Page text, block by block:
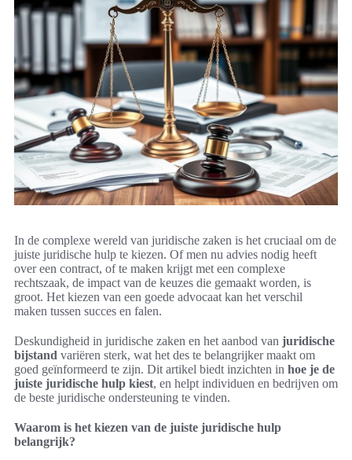
In de complexe wereld van juridische zaken is het cruciaal om de
juiste juridische hulp te kiezen. Of men nu advies nodig heeft
over een contract, of te maken krijgt met een complexe
rechtszaak, de impact van de keuzes die gemaakt worden, is
groot. Het kiezen van een goede advocaat kan het verschil
maken tussen succes en falen.
Deskundigheid in juridische zaken en het aanbod van juridische
bijstand variëren sterk, wat het des te belangrijker maakt om
goed geïnformeerd te zijn. Dit artikel biedt inzichten in hoe je de
juiste juridische hulp kiest, en helpt individuen en bedrijven om
de beste juridische ondersteuning te vinden.
Waarom is het kiezen van de juiste juridische hulp
belangrijk?